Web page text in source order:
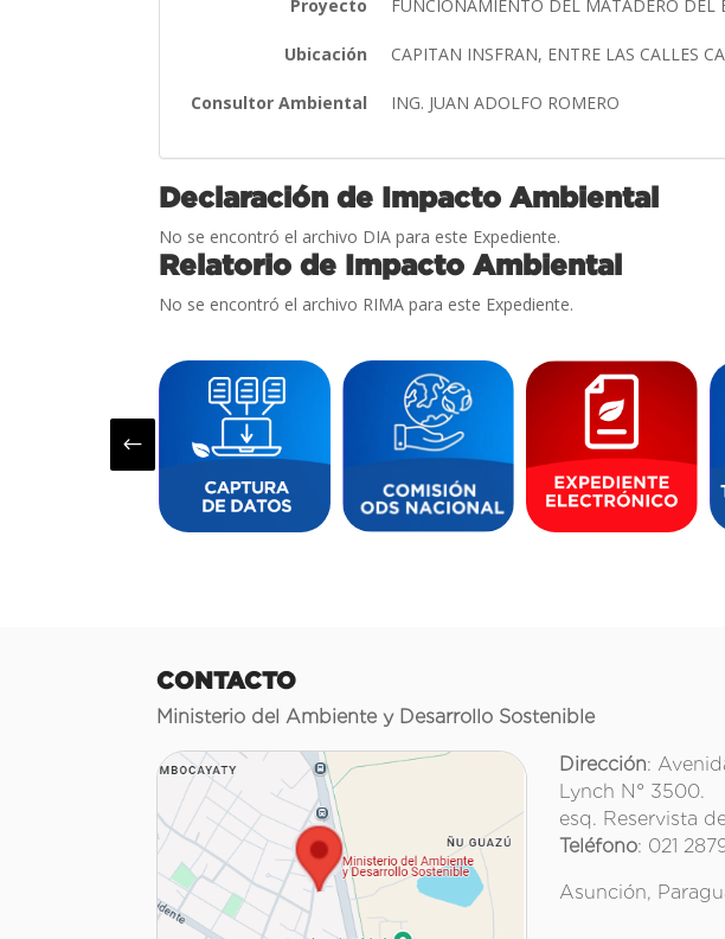
Proyecto FUNCIONAMIENTO DEL MATADERO DEL
Ubicación CAPITAN INSFRAN, ENTRE LAS CALLES
Consultor Ambiental ING. JUAN ADOLFO ROMERO
Declaración de Impacto Ambiental
No se encontró el archivo DIA para este Expediente.
Relatorio de Impacto Ambiental
No se encontró el archivo RIMA para este Expediente.
#
CONTACTO
Ministerio del Ambiente y Desarrollo Sostenible
Dirección:
Lynch N° 3500.
esq. Reservista
Teléfono: 021
Asunción,